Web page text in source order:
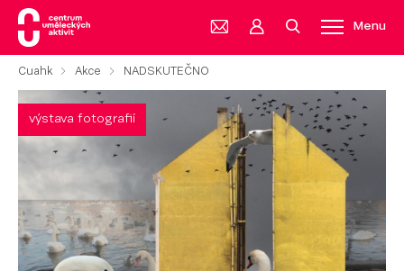
Menu
Cuahk Akce NADSKUTEČNO
výstava fotografií